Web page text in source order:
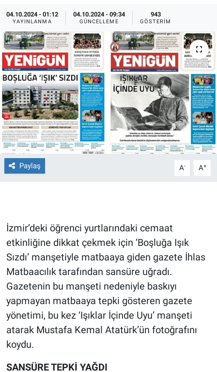
04.10.2024 - 01:12
YAYINLANMA
04.10.2024 - 09:34
GÜNCELLEME
943
GÖSTERIM
Paylaş A- A+
İzmir’deki öğrenci yurtlarındaki cemaat
etkinliğine dikkat çekmek için ‘Boşluğa Işık
Sızdı’ manşetiyle matbaaya giden gazete İhlas
Matbaacılık tarafından sansüre uğradı.
Gazetenin bu manşeti nedeniyle baskıyı
yapmayan matbaaya tepki gösteren gazete
yönetimi, bu kez ‘Işıklar İçinde Uyu’ manşeti
atarak Mustafa Kemal Atatürk’ün fotoğrafını
koydu.
SANSÜRE TEPKİ YAĞDI
Forum
Gerçeğin İzinde
Gün Başlıyor
Gün Bitiyor
Gün Ortası
Gündem Özel
Günün görüntüsü
Kimdir
Koronavirüs
Kültür Sanat
Ne demişti
Nedir
Popüler